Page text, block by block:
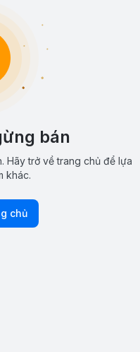
bán
Hãy trở về trang chủ để lựa
khác.
chủ